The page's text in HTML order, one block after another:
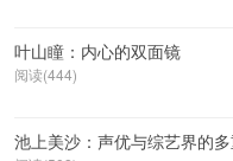
叶山瞳：内心的双面镜
阅读(444)
池上美沙：声优与综艺界的